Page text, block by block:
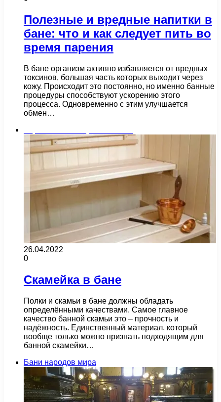
Полезные и вредные напитки в
бане: что и как следует пить во
время парения
В бане организм активно избавляется от вредных
токсинов, большая часть которых выходит через
кожу. Происходит это постоянно, но именно банные
процедуры способствуют ускорению этого
процесса. Одновременно с этим улучшается
обмен…
26.04.2022
0
Скамейка в бане
Полки и скамьи в бане должны обладать
определёнными качествами. Самое главное
качество банной скамьи это – прочность и
надёжность. Единственный материал, который
вообще только можно признать подходящим для
банной скамейки…
Бани народов мира